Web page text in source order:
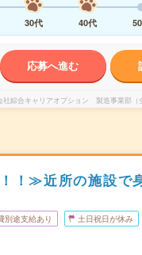
30代 40代
応募へ進む
社綜合キャリアオプション 製造事業部（
！≫近所の施設で
別途支給あり 土日祝日が休み